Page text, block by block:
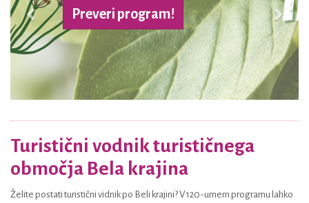
Preveri program!
Turistični vodnik turističnega
območja Bela krajina
Želite postati turistični vidnik po Beli krajini? V 120-urnem programu lahko